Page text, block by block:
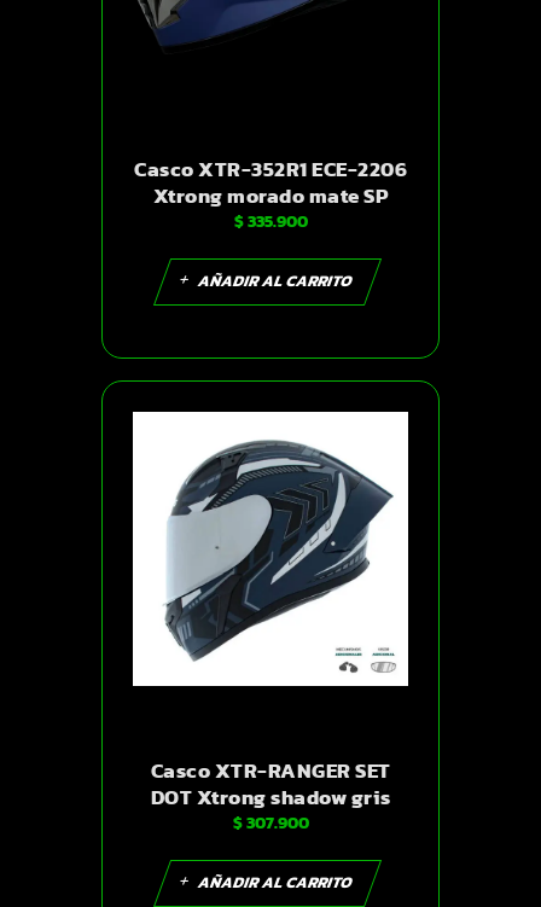
Casco XTR-352R1 ECE-2206
Xtrong morado mate SP
plateado-cromado visor
$335.900
AÑADIR AL CARRITO
Casco XTR-RANGER SET
DOT Xtrong shadow gris
mate visor plateado XL |
$307.900
AÑADIR AL CARRITO